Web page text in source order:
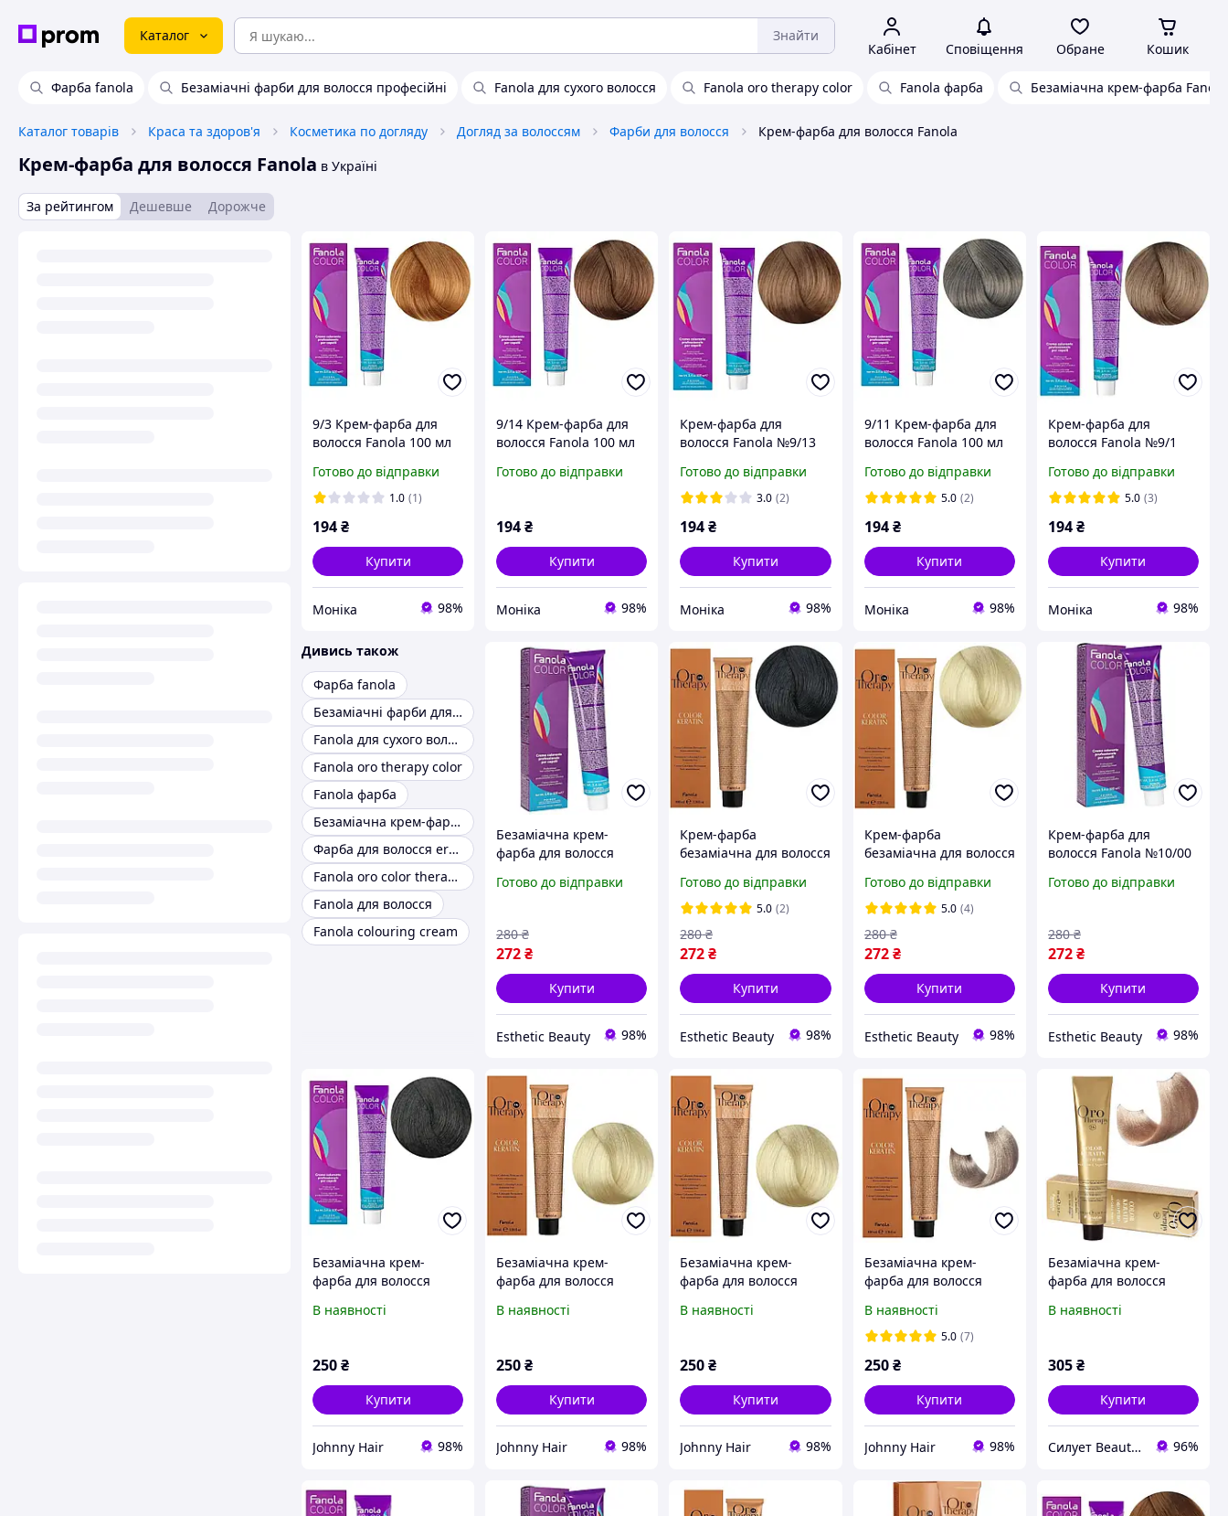
Каталог Знайти
Кабінет Сповіщення Обране Кошик
Фарба fanola Безаміачні фарби для волосся професійні Fanola для сухого волосся Fanola oro therapy color Fanola фарба Безаміачна крем-фарба
Каталог товарів Краса та здоров'я Косметика по догляду Догляд за волоссям Фарби для волосся Крем-фарба для волосся Fanola
Крем-фарба для волосся Fanola в Україні
За рейтингом Дешевше Дорожче
9/3 Крем-фарба для
волосся Fanola 100 мл
Готово до відправки
1.0 (1)
194₴
Купити
Моніка 98%
9/14 Крем-фарба для
волосся Fanola 100 мл
Готово до відправки
194₴
Купити
Моніка 98%
Крем-фарба для
волосся Fanola №9/13
100 мл
Готово до відправки
3.0 (2)
194₴
Купити
Моніка 98%
9/11 Крем-фарба для
волосся Fanola 100 мл
Готово до відправки
5.0 (2)
194 ₴
Купити
Моніка 98%
Крем-фарба для
волосся Fanola №9/1
100 мл
Готово до відправки
5.0 (3)
194₴
Купити
Моніка 98%
Дивись також
Фарба fanola
Безаміачні фарби для волосся професійні
Fanola для сухого волосся
Fanola oro therapy color
Fanola фарба
Безаміачна крем-фарба Fanola ORO Therapy
Фарба для волосся erayba
Fanola oro color therapy keratin
Fanola для волосся
Fanola colouring cream
Безаміачна крем-
фарба для волосся
№1/0 100 мл
Готово до відправки
272₴
280 ₴
Купити
Esthetic Beauty 98%
Крем-фарба
безаміачна для волосся
№1/10 Blue Black 100
мл
Готово до відправки
5.0 (2)
272₴
280 ₴
Купити
Esthetic Beauty 98%
Крем-фарба
безаміачна для волосся
№10/0 Blonde platinum
100 мл
Готово до відправки
5.0 (4)
272 ₴
280 ₴
Купити
Esthetic Beauty 98%
Крем-фарба для
волосся Fanola №10/00
platinum 100 мл
Готово до відправки
272₴
280 ₴
Купити
Esthetic Beauty 98%
Безаміачна крем-
фарба для волосся
№1/0 Black 100 мл
В наявності
250₴
Купити
Johnny Hair 98%
Безаміачна крем-
фарба для волосся
№10/0 Blonde platinum
В наявності
250₴
Купити
Johnny Hair 98%
Безаміачна крем-
фарба для волосся
Extra №10/0 Blonde
В наявності
250₴
Купити
Johnny Hair 98%
Безаміачна крем-
фарба для волосся
№10/1 Blonde platinum
ash 100 мл
В наявності
5.0 (7)
250 ₴
Купити
Johnny Hair 98%
Безаміачна крем-
фарба для волосся
В наявності
305₴
Купити
Силует Beauty Shop 96%